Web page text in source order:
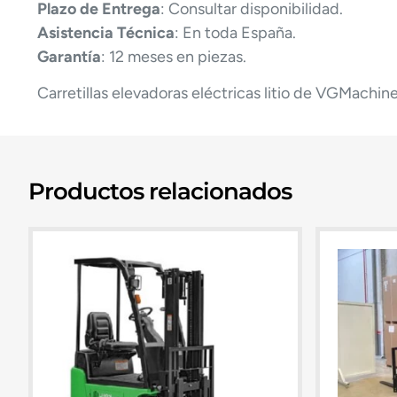
Plazo de Entrega: Consultar disponibilidad.
Asistencia Técnica: En toda España.
Garantía: 12 meses en piezas.
Carretillas elevadoras eléctricas litio de
Productos relacionados